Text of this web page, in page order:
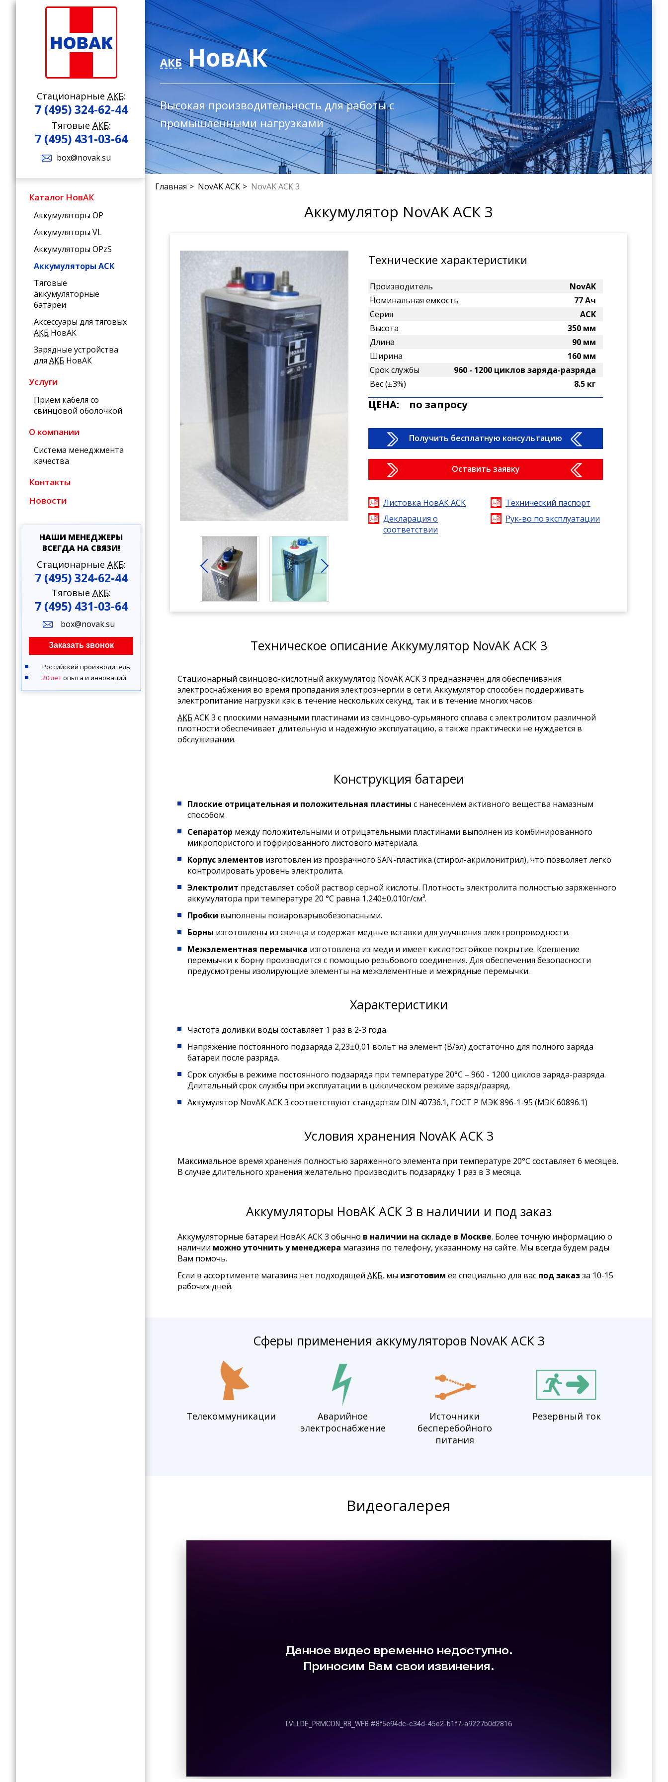
Стационарные АКБ:
7 (495) 324-62-44
Тяговые АКБ:
7 (495) 431-03-64
box@novak.su
Каталог НовАК
Аккумуляторы OP
Аккумуляторы VL
Аккумуляторы OPzS
Аккумуляторы АСК
Тяговые
аккумуляторные
батареи
Аксессуары для тяговых
АКБ НовАК
Зарядные устройства
для АКБ НовАК
Услуги
Прием кабеля со
свинцовой оболочкой
О компании
Система менеджмента
качества
Контакты
Новости
НАШИ МЕНЕДЖЕРЫ
ВСЕГДА НА СВЯЗИ!
Стационарные АКБ:
7 (495) 324-62-44
Тяговые АКБ:
7 (495) 431-03-64
box@novak.su
Заказать звонок
Российский производитель
20 летопыта и инноваций
АКБНовАК
Высокая производительность для работы с
промышленными нагрузками
Главная NovAK ACK NovAK АСК 3
Аккумулятор NovAK АСК 3
Технические характеристики
Производитель
NovAK
Номинальная емкость
77 Ач
Серия
ACK
Высота
350 мм
Длина
90 мм
Ширина
160 мм
Срок службы
960 - 1200 циклов заряда-разряда
Вес (±3%)
8.5 кг
ЦЕНА: по запросу
Получить бесплатную консультацию
Оставить заявку
Листовка НовАК ACK
Технический паспорт
Декларация о
соответствии
Рук-во по эксплуатации
Техническое описание Аккумулятор NovAK АСК 3
Стационарный свинцово-кислотный аккумулятор NovAK АСК 3 предназначен для обеспечивания
электроснабжения во время пропадания электроэнергии в сети. Аккумулятор способен поддерживать
электропитание нагрузки как в течение нескольких секунд, так и в течение многих часов.
АКБ АСК 3 с плоскими намазными пластинами из свинцово-сурьмяного сплава с электролитом различной
плотности обеспечивает длительную и надежную эксплуатацию, а также практически не нуждается в
обслуживании.
Конструкция батареи
Плоские отрицательная и положительная пластины с нанесением активного вещества намазным
способом
Сепаратор между положительными и отрицательными пластинами выполнен из комбинированного
микропористого и гофрированного листового материала.
Корпус элементов изготовлен из прозрачного SAN-пластика (стирол-акрилонитрил), что позволяет легко
контролировать уровень электролита.
Электролит представляет собой раствор серной кислоты. Плотность электролита полностью заряженного
аккумулятора при температуре 20 °С равна 1,240±0,010г/см³.
Пробки выполнены пожаровзрывобезопасными.
Борны изготовлены из свинца и содержат медные вставки для улучшения электропроводности.
Межэлементная перемычка изготовлена из меди и имеет кислотостойкое покрытие. Крепление
перемычки к борну производится с помощью резьбового соединения. Для обеспечения безопасности
предусмотрены изолирующие элементы на межэлементные и межрядные перемычки.
Характеристики
Частота доливки воды составляет 1 раз в 2-3 года.
Напряжение постоянного подзаряда 2,23±0,01 вольт на элемент (В/эл) достаточно для полного заряда
батареи после разряда.
Срок службы в режиме постоянного подзаряда при температуре 20°С – 960 - 1200 циклов заряда-разряда.
Длительный срок службы при эксплуатации в циклическом режиме заряд/разряд.
Аккумулятор NovAK АСК 3 соответствуют стандартам DIN 40736.1, ГОСТ Р МЭК 896-1-95 (МЭК 60896.1)
Условия хранения NovAK АСК 3
Максимальное время хранения полностью заряженного элемента при температуре 20°С составляет 6 месяцев.
В случае длительного хранения желательно производить подзарядку 1 раз в 3 месяца.
Аккумуляторы НовАК АСК 3 в наличии и под заказ
Аккумуляторные батареи НовАК АСК 3 обычно в наличии на складе в Москве. Более точную информацию о
наличии можно уточнить у менеджера магазина по телефону, указанному на сайте. Мы всегда будем рады
Вам помочь.
Если в ассортименте магазина нет подходящей АКБ, мы изготовим ее специально для вас под заказза 10-15
рабочих дней.
Сферы применения аккумуляторов NovAK АСК 3
Телекоммуникации
Аварийное
электроснабжение
Источники
бесперебойного
питания
Резервный ток
Видеогалерея